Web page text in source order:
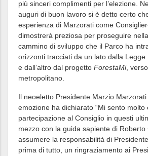
più sinceri complimenti per l’elezione.
auguri di buon lavoro si è detto certo
esperienza di Marzorati come
dimostrerà preziosa per proseguire
cammino di sviluppo che il Parco ha
orizzonti tracciati da un lato dalla Legge
e dall’altro dal progetto ForestaMi,
metropolitano.
Il neoeletto Presidente Marzio
emozione ha dichiarato “Mi sento molto
partecipazione al Consiglio in questi
mezzo con la guida sapiente di
assumere la responsabilità di
prima di tutto, un ringraziamento ai